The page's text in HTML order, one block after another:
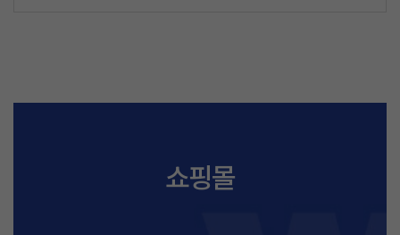
쇼핑몰